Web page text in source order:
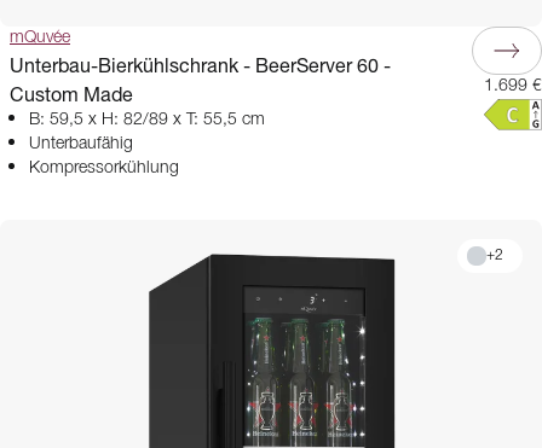
mQuvée
Unterbau-Bierkühlschrank - BeerServer 60 -
Custom Made
B: 59,5 x H: 82/89 x T: 55,5 cm
Unterbaufähig
Kompressorkühlung
1.699 €
+2